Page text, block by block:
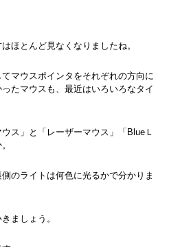
ほとんど見なくなりましたね。
マウスポインタをそれぞれの方向に
たマウスも、最近はいろいろなタイ
ス」と「レーザーマウス」「BlueＬ
のライトは何色に光るかで分かりま
ましょう。